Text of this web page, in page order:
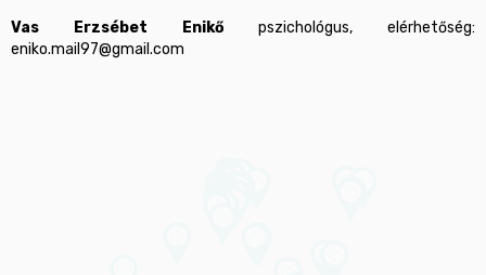
Vas Erzsébet Enikő pszichológus, elérhetőség:
eniko.mail97@gmail.com